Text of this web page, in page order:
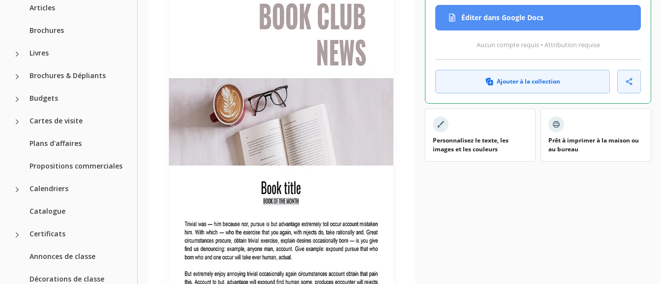
Articles
Brochures
Livres
Brochures & Dépliants
Budgets
Cartes de visite
Plans d'affaires
Propositions commerciales
Calendriers
Catalogue
Certificats
Annonces de classe
Décorations de classe
Éditer dans Google Docs
Aucun compte requis • Attribution requise
Ajouter à la collection
Personnalisez le texte, les
images et les couleurs
Prêt à imprimer à la maison ou
au bureau